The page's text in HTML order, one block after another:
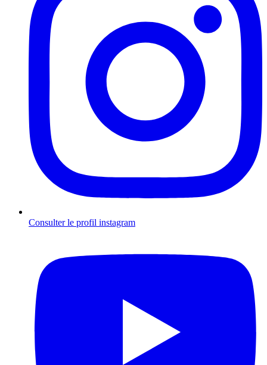
Consulter le profil instagram